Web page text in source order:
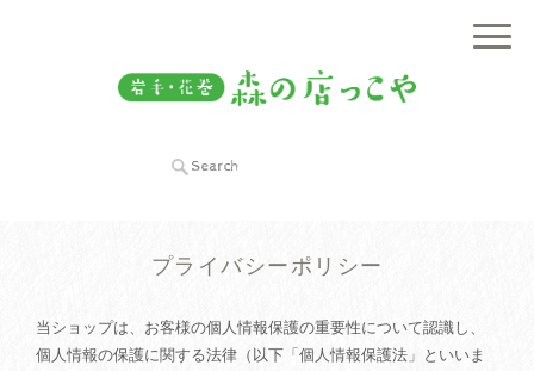
プライバシーポリシー
当ショップは、お客様の個人情報保護の重要性について認識し、
個人情報の保護に関する法律（以下「個人情報保護法」といいま